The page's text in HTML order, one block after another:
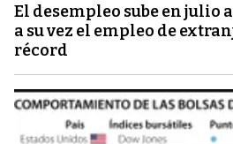
El desempleo sube en julio
a su vez el empleo de
récord